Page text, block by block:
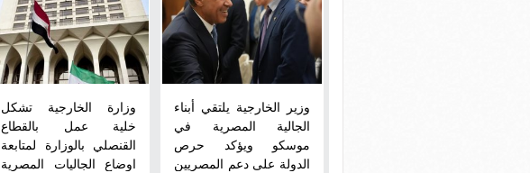
وزير الخارجية يلتقي أبناء
الجالية المصرية في
موسكو ويؤكد حرص
الدولة على دعم المصريين
وزارة الخارجية تشكل
خلية عمل بالقطاع
القنصلي بالوزارة لمتابعة
اوضاع الجاليات المصرية